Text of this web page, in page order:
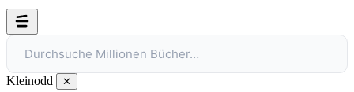
Durchsuche Millionen Bücher…
Kleinodd ✕